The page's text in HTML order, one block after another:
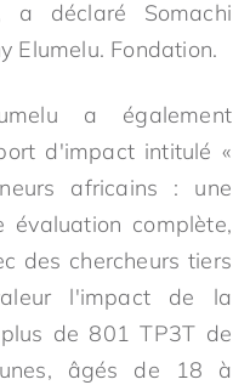
a déclaré Somachi
Elumelu. Fondation.
a également
d'impact intitulé «
africains : une
évaluation complète,
des chercheurs tiers
l'impact de la
de 801 TP3T de
âgés de 18 à